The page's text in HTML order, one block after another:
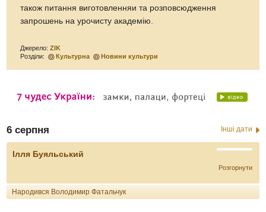
також питання виготовленняи та розповсюдження
запрошень на урочисту академію.
Джерело:ZIK
Розділи:
Культурна Новини культури
6 серпня Інші дати
Ілля Буяльський
Розгорнути
Народився Володимир Фатальчук